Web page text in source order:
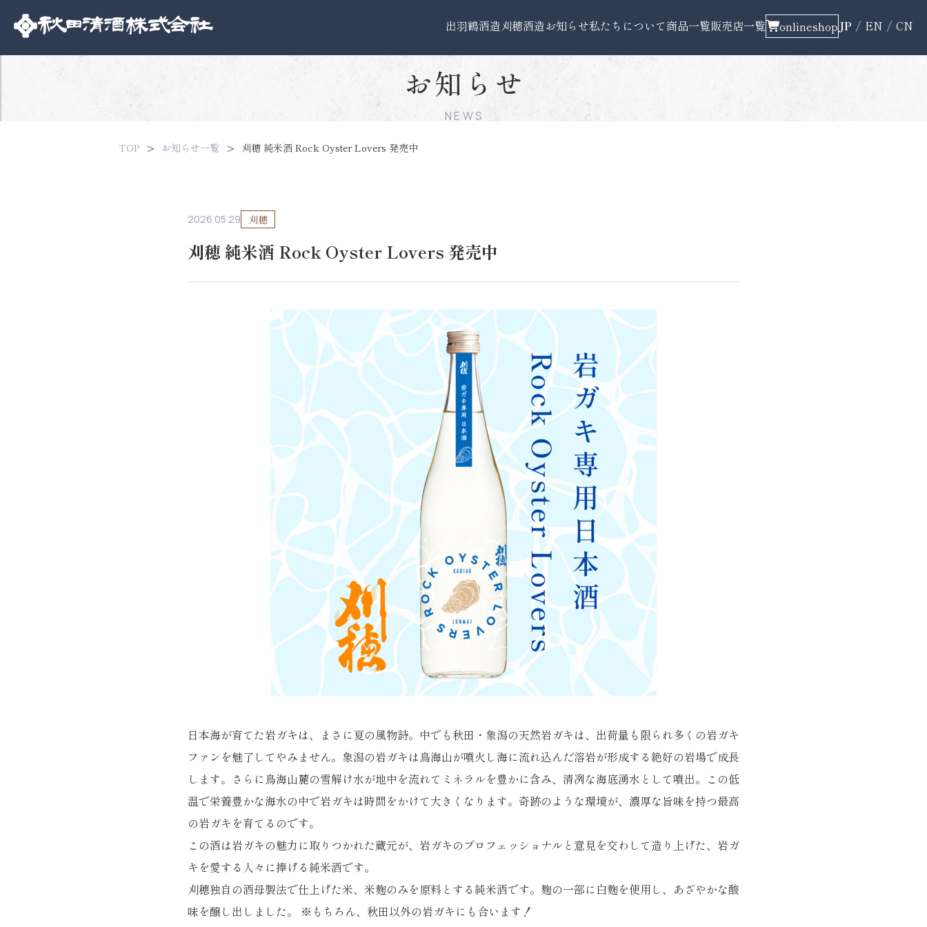
出羽鶴酒造刈穂酒造お知らせ私たちについて商品一覧販売店一覧 onlineshopJP EN CN
お知らせ
NEWS
TOP お知らせ一覧 刈穂 純米酒 Rock Oyster Lovers 発売中
2026.05.29 刈穂
刈穂 純米酒 Rock Oyster Lovers 発売中
日本海が育てた岩ガキは、まさに夏の風物詩。中でも秋田・象潟の天然岩ガキは、出荷量も限られ多くの岩ガキ
ファンを魅了してやみません。象潟の岩ガキは鳥海山が噴火し海に流れ込んだ溶岩が形成する絶好の岩場で成長
します。さらに鳥海山麓の雪解け水が地中を流れてミネラルを豊かに含み、清冽な海底湧水として噴出。この低
温で栄養豊かな海水の中で岩ガキは時間をかけて大きくなります。奇跡のような環境が、濃厚な旨味を持つ最高
の岩ガキを育てるのです。
この酒は岩ガキの魅力に取りつかれた蔵元が、岩ガキのプロフェッショナルと意見を交わして造り上げた、岩ガ
キを愛する人々に捧げる純米酒です。
刈穂独自の酒母製法で仕上げた米、米麹のみを原料とする純米酒です。麹の一部に白麹を使用し、あざやかな酸
味を醸し出しました。 ※もちろん、秋田以外の岩ガキにも合います！